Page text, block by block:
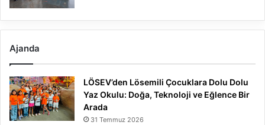
Ajanda
LÖSEV’den Lösemili Çocuklara Dolu Dolu
Yaz Okulu: Doğa, Teknoloji ve Eğlence Bir
Arada
31 Temmuz 2026